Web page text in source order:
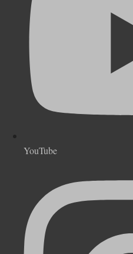
YouTube